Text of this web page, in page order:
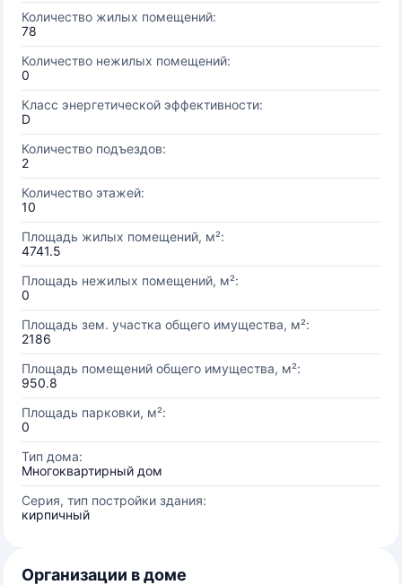
Количество жилых помещений:
78
Количество нежилых помещений:
0
Класс энергетической эффективности:
D
Количество подъездов:
2
Количество этажей:
10
Площадь жилых помещений, м²:
4741.5
Площадь нежилых помещений, м²:
0
Площадь зем. участка общего имущества, м²:
2186
Площадь помещений общего имущества, м²:
950.8
Площадь парковки, м²:
0
Тип дома:
Многоквартирный дом
Серия, тип постройки здания:
кирпичный
Организации в доме